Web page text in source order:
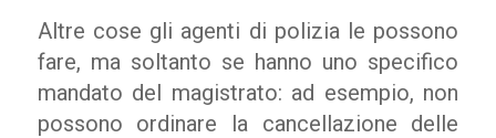
Altre cose gli agenti di polizia le possono
fare, ma soltanto se hanno uno specifico
mandato del magistrato: ad esempio, non
possono ordinare la cancellazione delle